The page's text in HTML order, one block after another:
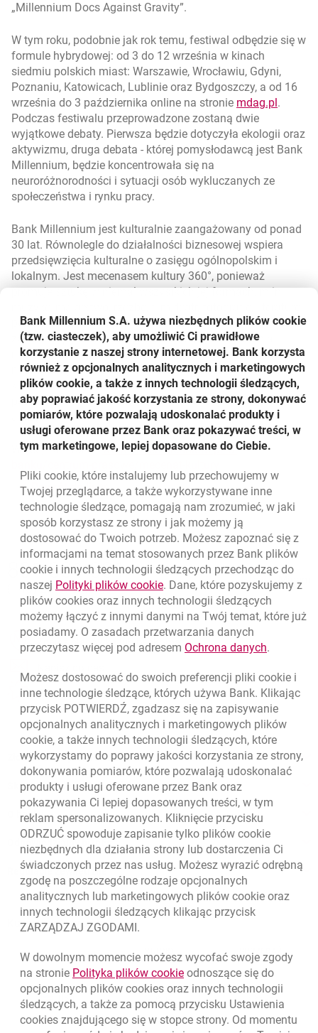
„Millennium Docs Against Gravity”.
W tym roku, podobnie jak rok temu, festiwal odbędzie się w
formule hybrydowej: od 3 do 12 września w kinach
siedmiu polskich miast: Warszawie, Wrocławiu, Gdyni,
Poznaniu, Katowicach, Lublinie oraz Bydgoszczy, a od 16
września do 3 października online na stronie mdag.pllink
otwiera
.
Podczas festiwalu przeprowadzone zostaną dwie
wyjątkowe debaty. Pierwsza będzie dotyczyła ekologii oraz
aktywizmu, druga debata - której pomysłodawcą jest Bank
Millennium, będzie koncentrowała się na
neuroróżnorodności i sytuacji osób wykluczanych ze
społeczeństwa i rynku pracy.
Bank Millennium jest kulturalnie zaangażowany od ponad
30 lat. Równolegle do działalności biznesowej wspiera
przedsięwzięcia kulturalne o zasięgu ogólnopolskim i
lokalnym. Jest mecenasem kultury 360°, ponieważ
promuje sztukę w niemal wszystkich jej formach, m.in.:
performance. Sięga po kulturę niszową i popularną, i jest z
założenia partnerem długoterminowym. - Pandemia
niczego w tym podejściu nie zmieniła. Rozumiemy, że czas
naznaczony COVID-19 jest niezwykle trudny dla instytucji
kultury, kin i teatrów, dlatego wsparcie na tym polu
pozostało dla nas bardzo istotne – dodaje Iwona
Jarzębska.
Więcej na stronie:www.bankmillennium.pl/o-
Powrót do listy
Nawigacja dolna
Zadzwoń do nas
801 331 331
(+48) 22 598 40 40
Migam
Znajdź placówkę lub bankomat otwiera się w nowej karcie
Oceń nas otwiera się w nowej karcie
Złóż wniosek przez internet
Skontaktuj się ze Specjalistą
O banku
Kursy wymiany walut
Kursy wymiany walut. Data aktualizacji: 6.08.2026, 06:40:47
WALUTA KUPNO SPRZEDAŻ
EUR 4.139 4.4615
USD 3.8648
CHF 4.436 4.7817
Odpowiedzialny biznes
Regulacje zewnętrzne
Bank Millennium S.A. używa niezbędnych plików cookie
(tzw. ciasteczek), aby umożliwić Ci prawidłowe
korzystanie z naszej strony internetowej. Bank korzysta
również z opcjonalnych analitycznych i marketingowych
plików cookie, a także z innych technologii śledzących,
aby poprawiać jakość korzystania ze strony, dokonywać
pomiarów, które pozwalają udoskonalać produkty i
usługi oferowane przez Bank oraz pokazywać treści, w
tym marketingowe, lepiej dopasowane do Ciebie.
Pliki cookie, które instalujemy lub przechowujemy w
Twojej przeglądarce, a także wykorzystywane inne
technologie śledzące, pomagają nam zrozumieć, w jaki
sposób korzystasz ze strony i jak możemy ją
dostosować do Twoich potrzeb. Możesz zapoznać się z
informacjami na temat stosowanych przez Bank plików
cookie i innych technologii śledzących przechodząc do
naszej Polityki plików cookielink otwiera się w nowym oknie
. Dane, które pozyskujemy z
plików cookies oraz innych technologii śledzących
możemy łączyć z innymi danymi na Twój temat, które już
posiadamy. O zasadach przetwarzania danych
przeczytasz więcej pod adresem Ochrona danychlink
.
Możesz dostosować do swoich preferencji pliki cookie i
inne technologie śledzące, których używa Bank. Klikając
przycisk POTWIERDŹ, zgadzasz się na zapisywanie
opcjonalnych analitycznych i marketingowych plików
cookie, a także innych technologii śledzących, które
wykorzystamy do poprawy jakości korzystania ze strony,
dokonywania pomiarów, które pozwalają udoskonalać
produkty i usługi oferowane przez Bank oraz
pokazywania Ci lepiej dopasowanych treści, w tym
reklam spersonalizowanych. Kliknięcie przycisku
ODRZUĆ spowoduje zapisanie tylko plików cookie
niezbędnych dla działania strony lub dostarczenia Ci
świadczonych przez nas usług. Możesz wyrazić odrębną
zgodę na poszczególne rodzaje opcjonalnych
analitycznych lub marketingowych plików cookie oraz
innych technologii śledzących klikając przycisk
ZARZĄDZAJ ZGODAMI.
W dowolnym momencie możesz wycofać swoje zgody
na stronie Polityka plików cookielink otwiera się w nowym
odnoszące się do
opcjonalnych plików cookies oraz innych technologii
śledzących, a także za pomocą przycisku Ustawienia
cookies znajdującego się w stopce strony. Od momentu